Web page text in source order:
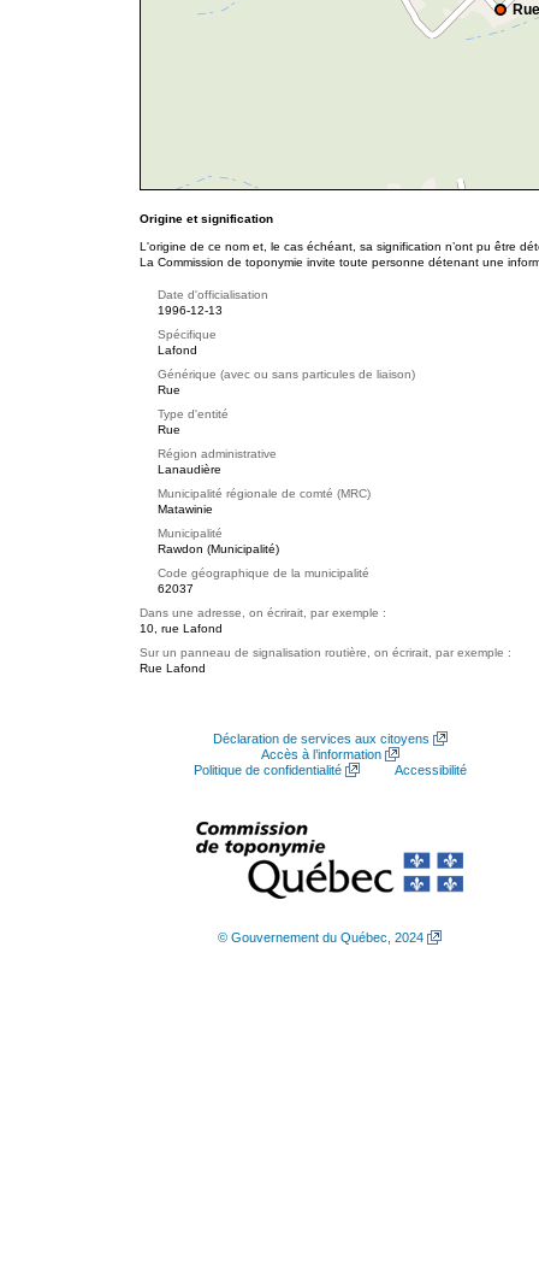
Origine et signification
L'origine de ce nom et, le cas échéant, sa signification n’ont pu être
La Commission de toponymie invite toute personne détenant une
Date d'officialisation
1996-12-13
Spécifique
Lafond
Générique (avec ou sans particules de liaison)
Rue
Type d'entité
Rue
Région administrative
Lanaudière
Municipalité régionale de comté (MRC)
Matawinie
Municipalité
Rawdon (Municipalité)
Code géographique de la municipalité
62037
Dans une adresse, on écrirait, par exemple :
10, rue Lafond
Sur un panneau de signalisation routière, on écrirait, par exemple :
Rue Lafond
Déclaration de services aux citoyens
Accès à l’information
Politique de confidentialité
Accessibilité
© Gouvernement du Québec, 2024